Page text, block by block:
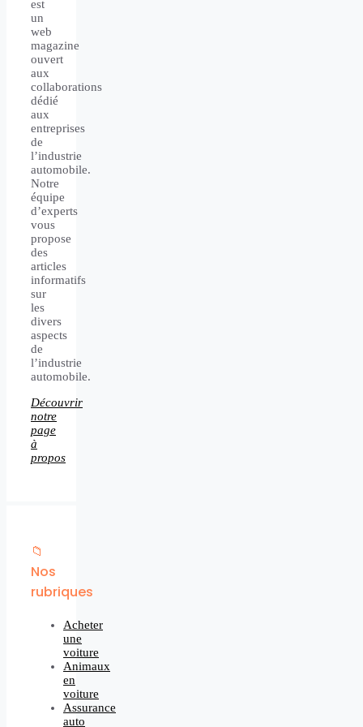
est
un
web
magazine
ouvert
aux
collaborations
dédié
aux
entreprises
de
l’industrie
automobile.
Notre
équipe
d’experts
vous
propose
des
articles
informatifs
sur
les
divers
aspects
de
l’industrie
automobile.
Découvrir
notre
page
à
propos
📁
Nos
rubriques
Acheter
une
voiture
Animaux
en
voiture
Assurance
auto